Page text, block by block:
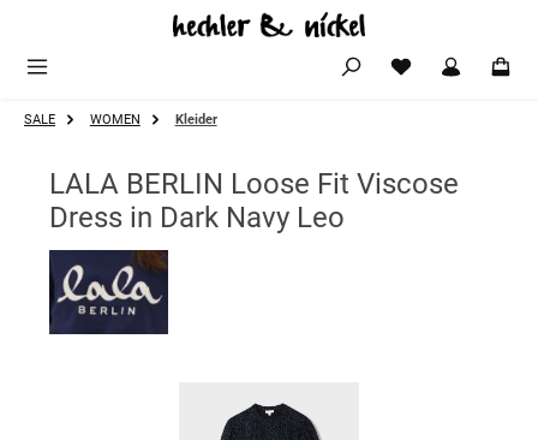
Zum Hauptinhalt springen
SALE WOMEN Kleider
LALA BERLIN Loose Fit Viscose
Dress in Dark Navy Leo